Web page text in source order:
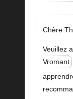
Chère
Veuillez
Vromant